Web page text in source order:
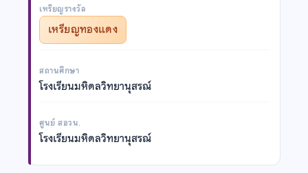
เหรียญรางวัล
เหรียญทองแดง
สถานศึกษา
โรงเรียนมหิดลวิทยานุสรณ์
ศูนย์ สอวน.
โรงเรียนมหิดลวิทยานุสรณ์